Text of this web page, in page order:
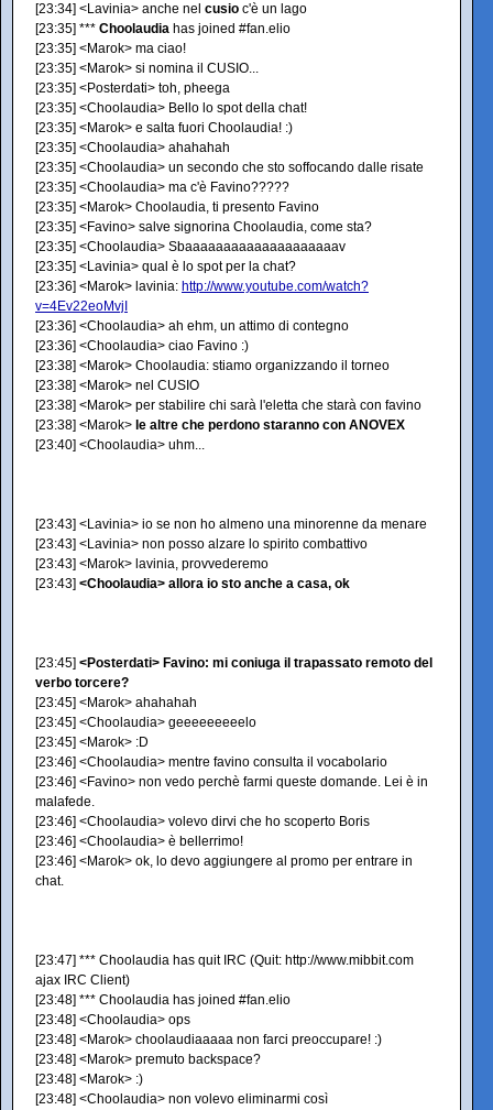
[23:34] <Lavinia> anche nel cusio c'è un lago
[23:35] *** Choolaudia has joined #fan.elio
[23:35] <Marok> ma ciao!
[23:35] <Marok> si nomina il CUSIO...
[23:35] <Posterdati> toh, pheega
[23:35] <Choolaudia> Bello lo spot della chat!
[23:35] <Marok> e salta fuori Choolaudia! :)
[23:35] <Choolaudia> ahahahah
[23:35] <Choolaudia> un secondo che sto soffocando dalle risate
[23:35] <Choolaudia> ma c'è Favino?????
[23:35] <Marok> Choolaudia, ti presento Favino
[23:35] <Favino> salve signorina Choolaudia, come sta?
[23:35] <Choolaudia> Sbaaaaaaaaaaaaaaaaaaaav
[23:35] <Lavinia> qual è lo spot per la chat?
[23:36] <Marok> lavinia: http://www.youtube.com/watch?
v=4Ev22eoMvjI
[23:36] <Choolaudia> ah ehm, un attimo di contegno
[23:36] <Choolaudia> ciao Favino :)
[23:38] <Marok> Choolaudia: stiamo organizzando il torneo
[23:38] <Marok> nel CUSIO
[23:38] <Marok> per stabilire chi sarà l'eletta che starà con favino
[23:38] <Marok> le altre che perdono staranno con ANOVEX
[23:40] <Choolaudia> uhm...
[23:43] <Lavinia> io se non ho almeno una minorenne da menare
[23:43] <Lavinia> non posso alzare lo spirito combattivo
[23:43] <Marok> lavinia, provvederemo
[23:43] <Choolaudia> allora io sto anche a casa, ok
[23:45] <Posterdati> Favino: mi coniuga il trapassato remoto del
verbo torcere?
[23:45] <Marok> ahahahah
[23:45] <Choolaudia> geeeeeeeeelo
[23:45] <Marok> :D
[23:46] <Choolaudia> mentre favino consulta il vocabolario
[23:46] <Favino> non vedo perchè farmi queste domande. Lei è in
malafede.
[23:46] <Choolaudia> volevo dirvi che ho scoperto Boris
[23:46] <Choolaudia> è bellerrimo!
[23:46] <Marok> ok, lo devo aggiungere al promo per entrare in
chat.
[23:47] *** Choolaudia has quit IRC (Quit: http://www.mibbit.com
ajax IRC Client)
[23:48] *** Choolaudia has joined #fan.elio
[23:48] <Choolaudia> ops
[23:48] <Marok> choolaudiaaaaa non farci preoccupare! :)
[23:48] <Marok> premuto backspace?
[23:48] <Marok> :)
[23:48] <Choolaudia> non volevo eliminarmi così